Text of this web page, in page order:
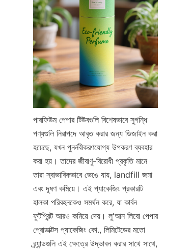
পারফিউম পেপার টিউবগুলি বিশেষভাবে সুগন্ধি
পণ্যগুলি নিরাপদে আবৃত করার জন্য ডিজাইন করা
হয়েছে, যখন পুনর্নবীকরণযোগ্য উপকরণ ব্যবহার
করা হয়। তাদের জীবাণু-বিরোধী প্রকৃতি মানে
তারা স্বাভাবিকভাবে ভেঙে যায়, landfill জমা
এবং দূষণ কমিয়ে। এই প্যাকেজিং প্রকারটি
হালকা পরিবহনকেও সমর্থন করে, যা কার্বন
ফুটপ্রিন্ট আরও কমিয়ে দেয়। লু'আন লিবো পেপার
প্রোডাক্টস প্যাকেজিং কো., লিমিটেডের মতো
ব্র্যান্ডগুলি এই ক্ষেত্রে উদ্ভাবন করার সাথে সাথে,